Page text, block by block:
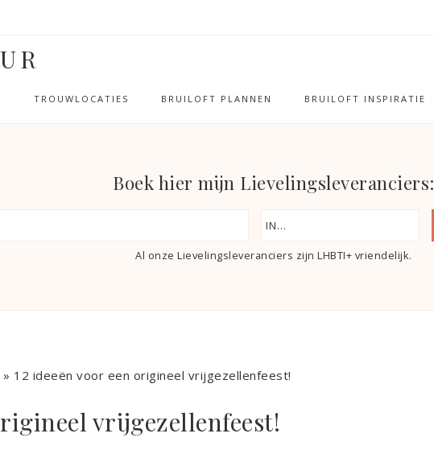
TROUWLOCATIES BRUILOFT PLANNEN BRUILOFT INSPIRATIE
Boek hier mijn Lievelingsleveranciers:
Al onze Lievelingsleveranciers zijn LHBTI+ vriendelijk.
» 12 ideeën voor een origineel vrijgezellenfeest!
vrijgezellenfeest!